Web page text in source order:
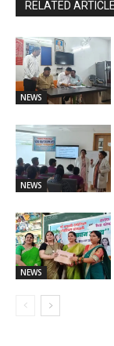
RELATED
NEWS
NEWS
NEWS